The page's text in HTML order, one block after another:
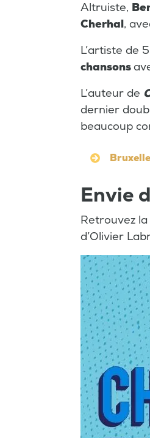
Altruiste,
Cherhal,
L’artiste de
chansons
L’auteur de
dernier
beaucoup
Envie
Retrouvez
d’Olivier